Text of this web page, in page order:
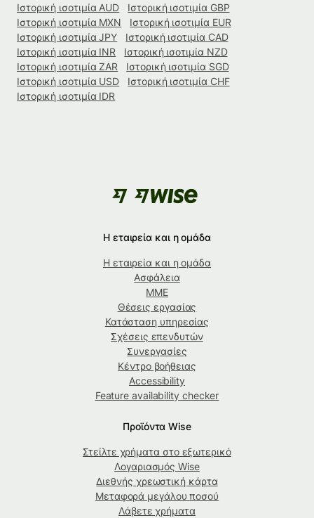
Ιστορική ισοτιμία AUD
Ιστορική ισοτιμία GBP
Ιστορική ισοτιμία MXN
Ιστορική ισοτιμία EUR
Ιστορική ισοτιμία JPY
Ιστορική ισοτιμία CAD
Ιστορική ισοτιμία INR
Ιστορική ισοτιμία NZD
Ιστορική ισοτιμία ZAR
Ιστορική ισοτιμία SGD
Ιστορική ισοτιμία USD
Ιστορική ισοτιμία CHF
Ιστορική ισοτιμία IDR
Η εταιρεία και η ομάδα
Η εταιρεία και η ομάδα
Ασφάλεια
ΜΜΕ
Θέσεις εργασίας
Κατάσταση υπηρεσίας
Σχέσεις επενδυτών
Συνεργασίες
Κέντρο βοήθειας
Accessibility
Feature availability checker
Προϊόντα Wise
Στείλτε χρήματα στο εξωτερικό
Λογαριασμός Wise
Διεθνής χρεωστική κάρτα
Μεταφορά μεγάλου ποσού
Λάβετε χρήματα